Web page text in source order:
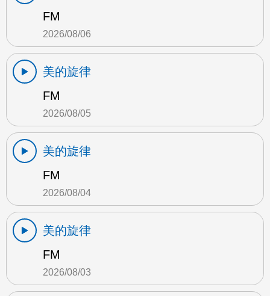
FM
2026/08/06
美的旋律
FM
2026/08/05
美的旋律
FM
2026/08/04
美的旋律
FM
2026/08/03